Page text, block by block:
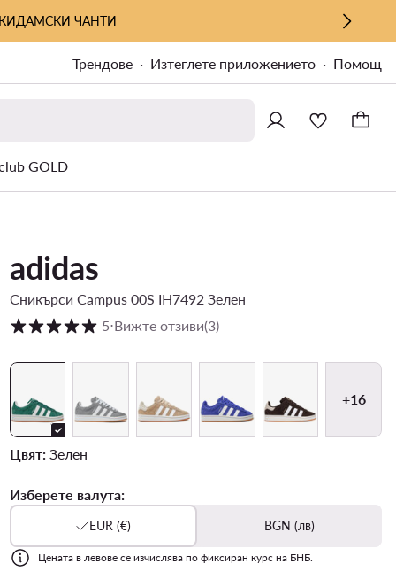
ДАМСКИ ЧАНТИ
Трендове Изтеглете приложението Помощ
GOLD
adidas
Сникърси Campus 00S IH7492 Зелен
Оценка на клиентите в скала от 1 до 5
5⋅Вижте отзиви(3)
+16
Цвят:Зелен
Изберете валута:
EUR (€) BGN (лв)
Цената в левове се изчислява по фиксиран курс на БНБ.